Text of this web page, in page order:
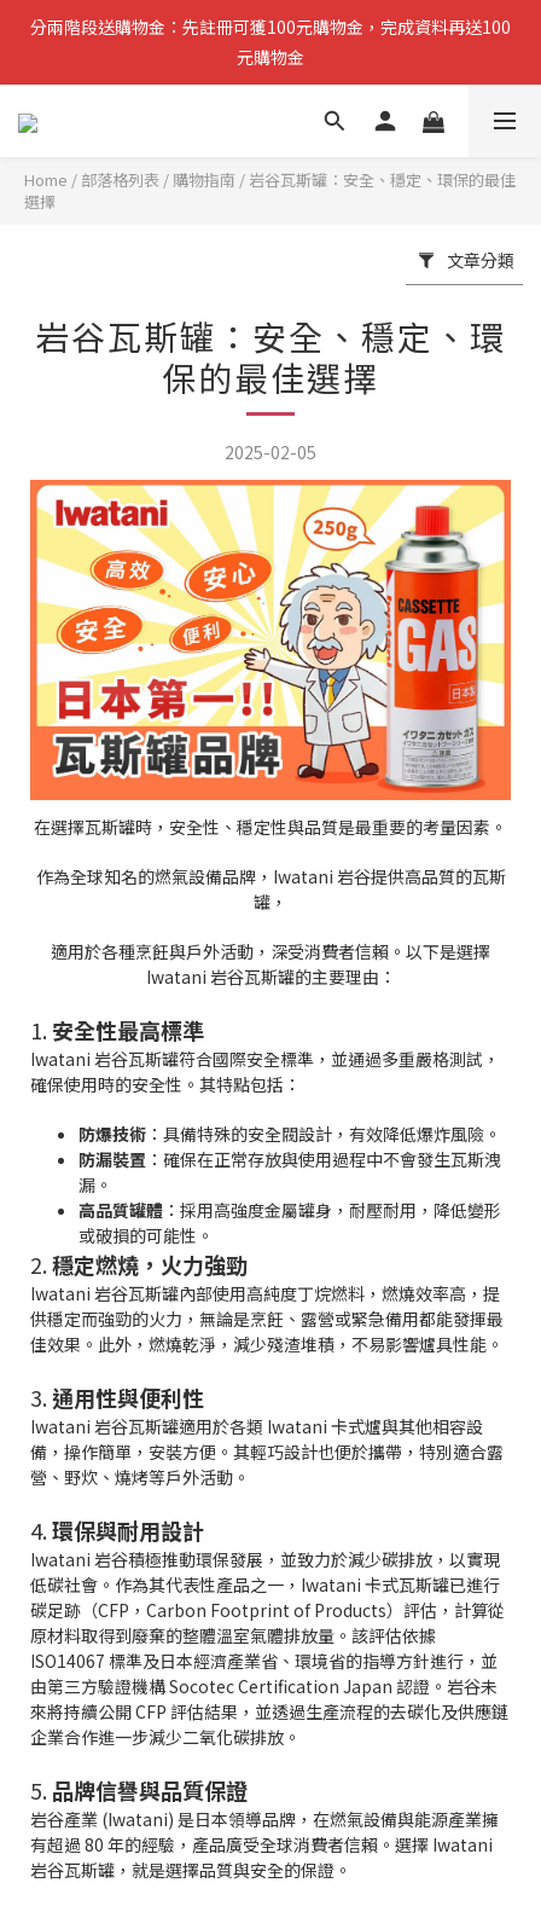
分兩階段送購物金：先註冊可獲100元購物金，完成資料再送100
元購物金
分兩階段送購物金：先註冊可獲100元購物金，完成資料再送100
元購物金
小提醒：先完成註冊即可領取第一筆購物金，稍後再補齊資料可再
複製分享連結給朋友，完成訂單推薦人可獲得200元購物金
分兩階段送購物金：先註冊可獲100元購物金，完成資料再送100
Home / 部落格列表 / 購物指南 / 岩谷瓦斯罐：安全、穩定、環保的最佳
選擇
文章分類
岩谷瓦斯罐：安全、穩定、環
保的最佳選擇
2025-02-05
在選擇瓦斯罐時，安全性、穩定性與品質是最重要的考量因素。
作為全球知名的燃氣設備品牌，Iwatani 岩谷提供高品質的瓦斯
罐，
適用於各種烹飪與戶外活動，深受消費者信賴。以下是選擇
Iwatani 岩谷瓦斯罐的主要理由：
1.安全性最高標準
Iwatani 岩谷瓦斯罐符合國際安全標準，並通過多重嚴格測試，
確保使用時的安全性。其特點包括：
防爆技術 ：具備特殊的安全閥設計，有效降低爆炸風險。
防漏裝置 ：確保在正常存放與使用過程中不會發生瓦斯洩
漏。
高品質罐體 ：採用高強度金屬罐身，耐壓耐用，降低變形
或破損的可能性。
2.穩定燃燒，火力強勁
Iwatani 岩谷瓦斯罐內部使用高純度丁烷燃料，燃燒效率高，提
供穩定而強勁的火力，無論是烹飪、露營或緊急備用都能發揮最
佳效果。此外，燃燒乾淨，減少殘渣堆積，不易影響爐具性能。
3.通用性與便利性
Iwatani 岩谷瓦斯罐適用於各類 Iwatani 卡式爐與其他相容設
備，操作簡單，安裝方便。其輕巧設計也便於攜帶，特別適合露
營、野炊、燒烤等戶外活動。
4.環保與耐用設計
Iwatani 岩谷積極推動環保發展，並致力於減少碳排放，以實現
低碳社會。作為其代表性產品之一，Iwatani 卡式瓦斯罐已進行
碳足跡（CFP，Carbon Footprint of Products）評估，計算從
原材料取得到廢棄的整體溫室氣體排放量。該評估依據
ISO14067 標準及日本經濟產業省、環境省的指導方針進行，並
由第三方驗證機構 Socotec Certification Japan 認證。岩谷未
來將持續公開 CFP 評估結果，並透過生產流程的去碳化及供應鏈
企業合作進一步減少二氧化碳排放。
5.品牌信譽與品質保證
岩谷產業 (Iwatani) 是日本領導品牌，在燃氣設備與能源產業擁
有超過 80 年的經驗，產品廣受全球消費者信賴。選擇 Iwatani
岩谷瓦斯罐，就是選擇品質與安全的保證。